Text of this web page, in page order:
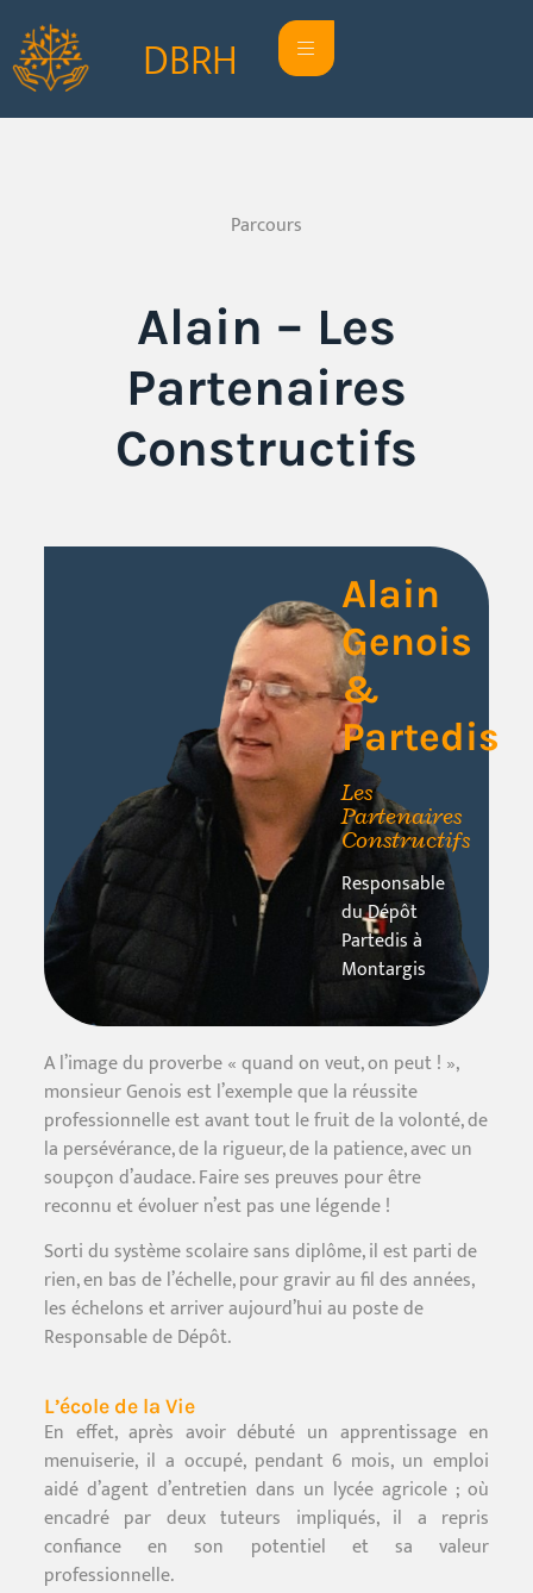
DBRH
Parcours
Alain – Les
Partenaires
Constructifs
Alain
Genois
&
Partedis
Les
Partenaires
Constructifs
Responsable
du Dépôt
Partedis à
Montargis
A l’image du proverbe « quand on veut, on peut ! »,
monsieur Genois est l’exemple que la réussite
professionnelle est avant tout le fruit de la volonté, de
la persévérance, de la rigueur, de la patience, avec un
soupçon d’audace. Faire ses preuves pour être
reconnu et évoluer n’est pas une légende !
Sorti du système scolaire sans diplôme, il est parti de
rien, en bas de l’échelle, pour gravir au fil des années,
les échelons et arriver aujourd’hui au poste de
Responsable de Dépôt.
L’école de la Vie
En effet, après avoir débuté un apprentissage en
menuiserie, il a occupé, pendant 6 mois, un emploi
aidé d’agent d’entretien dans un lycée agricole ; où
encadré par deux tuteurs impliqués, il a repris
confiance en son potentiel et sa valeur
professionnelle.